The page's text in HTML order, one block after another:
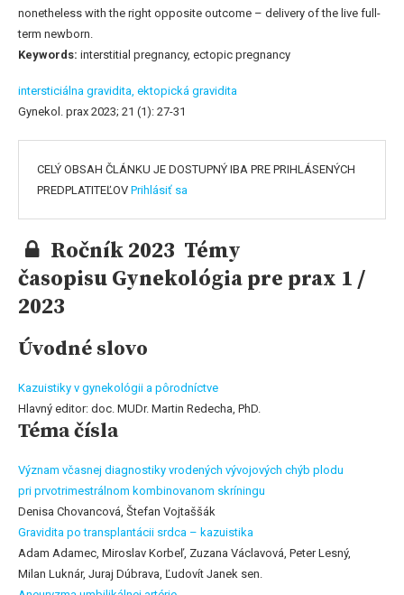
nonetheless with the right opposite outcome – delivery of the live full-
term newborn.
Keywords: interstitial pregnancy, ectopic pregnancy
intersticiálna gravidita, ektopická gravidita
Gynekol. prax 2023; 21 (1): 27-31
CELÝ OBSAH ČLÁNKU JE DOSTUPNÝ IBA PRE PRIHLÁSENÝCH
PREDPLATITEĽOV Prihlásiť sa
Ročník 2023 Témy
časopisu Gynekológia pre prax 1 /
2023
Úvodné slovo
Kazuistiky v gynekológii a pôrodníctve
Hlavný editor: doc. MUDr. Martin Redecha, PhD.
Téma čísla
Význam včasnej diagnostiky vrodených vývojových chýb plodu
pri prvotrimestrálnom kombinovanom skríningu
Denisa Chovancová, Štefan Vojtaššák
Gravidita po transplantácii srdca – kazuistika
Adam Adamec, Miroslav Korbeľ, Zuzana Václavová, Peter Lesný,
Milan Luknár, Juraj Dúbrava, Ľudovít Janek sen.